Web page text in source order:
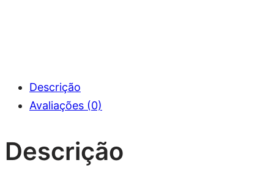
Descrição
Avaliações (0)
Descrição